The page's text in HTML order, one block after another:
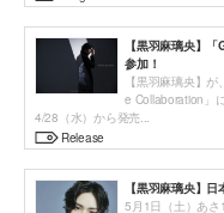
【黒羽麻璃央】
参加！
【黒羽麻璃央】
e Collaboration」
4/28（水）から発売...
Release
【黒羽麻璃央】
5月1日（土）あ